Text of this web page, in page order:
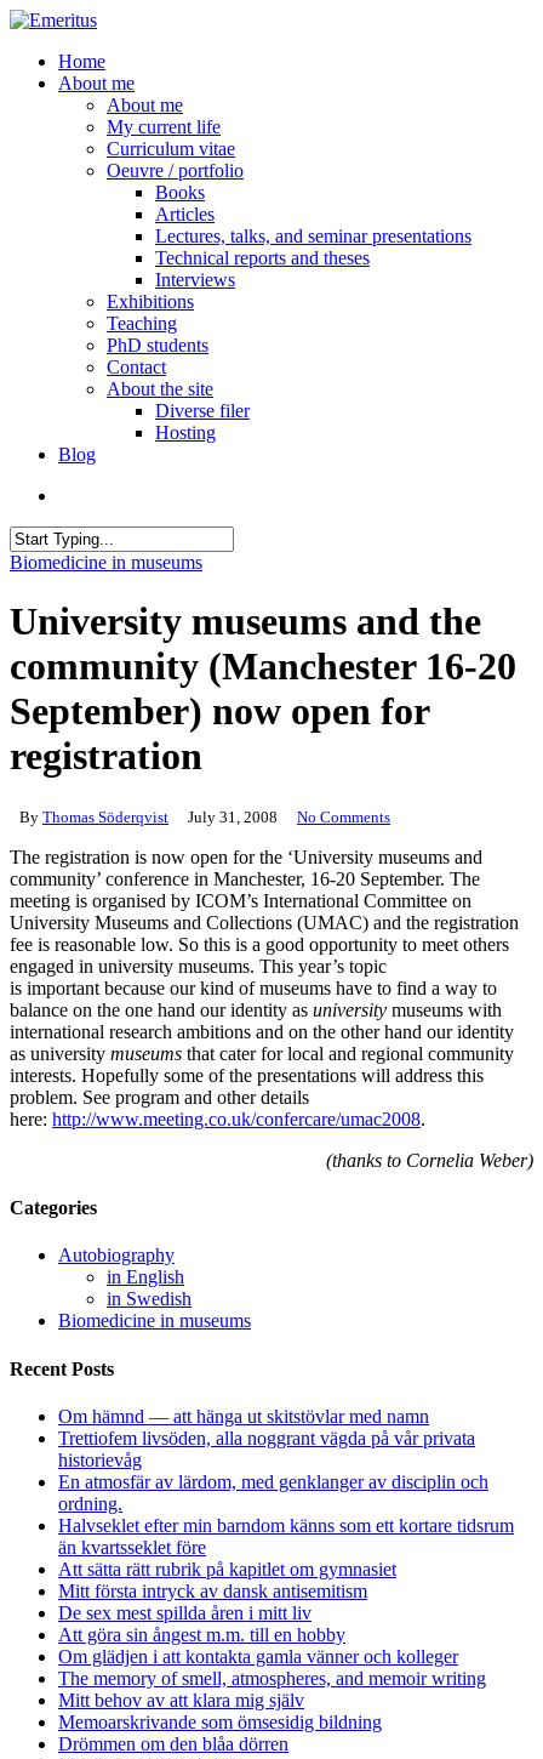
Skip
main
content
search
Menu
Home
About me
About me
My current life
Curriculum vitae
Oeuvre / portfolio
Books
Articles
Lectures, talks, and seminar presentations
Technical reports and theses
Interviews
Exhibitions
Teaching
PhD students
Contact
About the site
Diverse filer
Hosting
Blog
Close
Biomedicine in museums
University museums and the
community (Manchester 16-20
September) now open for
registration
By Thomas Söderqvist July 31, 2008 No Comments
The registration is now open for the ‘University museums and
community’ conference in Manchester, 16-20 September. The
meeting is organised by ICOM’s International Committee on
University Museums and Collections (UMAC) and the registration
fee is reasonable low. So this is a good opportunity to meet others
engaged in university museums. This year’s topic
is important because our kind of museums have to find a way to
balance on the one hand our identity as university museums with
international research ambitions and on the other hand our identity
as university museums that cater for local and regional community
interests. Hopefully some of the presentations will address this
problem. See program and other details
here: http://www.meeting.co.uk/confercare/umac2008.
(thanks to Cornelia Weber)
Categories
Autobiography
in English
in Swedish
Biomedicine in museums
Recent Posts
Om hämnd — att hänga ut skitstövlar med namn
Trettiofem livsöden, alla noggrant vägda på vår privata
historievåg
En atmosfär av lärdom, med genklanger av disciplin och
ordning.
Halvseklet efter min barndom känns som ett kortare tidsrum
än kvartsseklet före
Att sätta rätt rubrik på kapitlet om gymnasiet
Mitt första intryck av dansk antisemitism
De sex mest spillda åren i mitt liv
Att göra sin ångest m.m. till en hobby
Om glädjen i att kontakta gamla vänner och kolleger
The memory of smell, atmospheres, and memoir writing
Mitt behov av att klara mig själv
Memoarskrivande som ömsesidig bildning
Drömmen om den blåa dörren